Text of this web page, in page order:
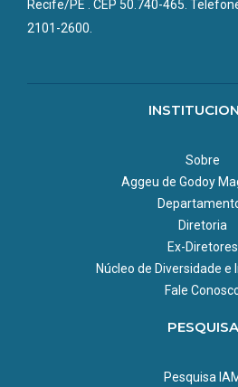
Recife/PE . CEP 50.740-465.
2101-2600.
Sobre
Aggeu de Godoy
Diretoria
Ex-Diretores
Núcleo de Diversidade e
Fale
PESQUISA
Pesquisa